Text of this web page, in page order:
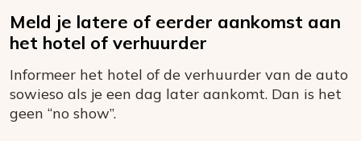
Meld je latere of eerder aankomst aan
het hotel of verhuurder
Informeer het hotel of de verhuurder van de auto
sowieso als je een dag later aankomt. Dan is het
geen “no show”.